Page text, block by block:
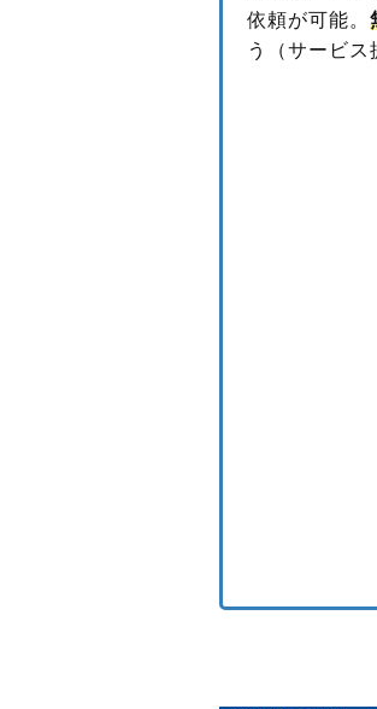
依頼が可能。
う（サービス